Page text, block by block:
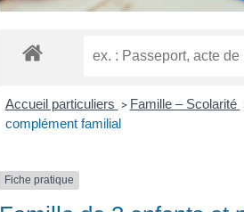
Accueil particuliers > Famille – Scolarité
complément familial
Fiche pratique